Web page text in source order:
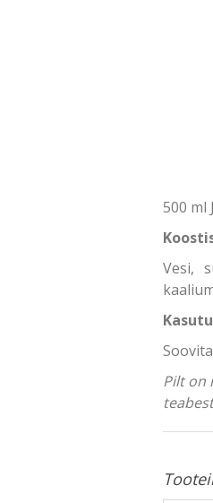
500 ml
Vesi,
Pilt on